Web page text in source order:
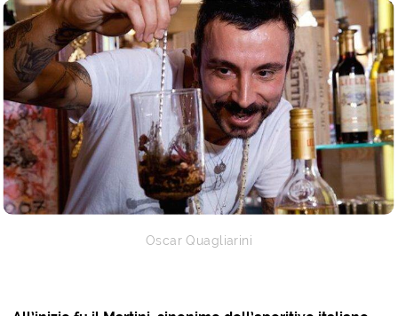
Oscar Quagliarini